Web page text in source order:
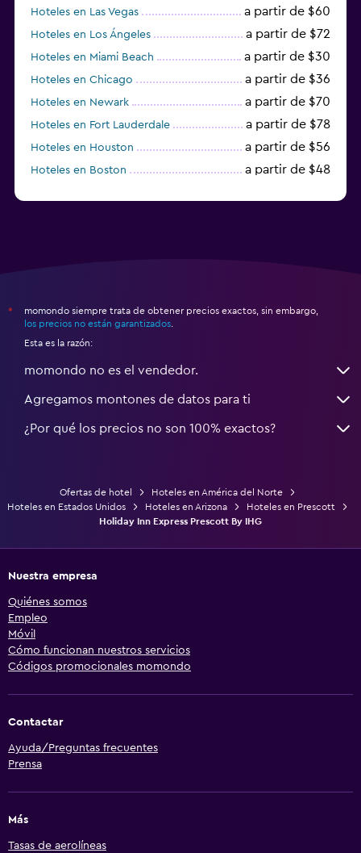
Hoteles en Las Vegas a partir de $60
Hoteles en Los Ángeles a partir de $72
Hoteles en Miami Beach a partir de $30
Hoteles en Chicago a partir de $36
Hoteles en Newark a partir de $70
Hoteles en Fort Lauderdale a partir de $78
Hoteles en Houston a partir de $56
Hoteles en Boston a partir de $48
*
momondo siempre trata de obtener precios exactos, sin embargo,
los precios no están garantizados
Esta es la razón:
momondo no es el vendedor.
Agregamos montones de datos para ti
¿Por qué los precios no son 100% exactos?
Ofertas de hotel
Hoteles en América del Norte
Hoteles en Estados Unidos
Hoteles en Arizona
Hoteles en Prescott
Holiday Inn Express Prescott By IHG
Nuestra empresa
Quiénes somos
Empleo
Móvil
Cómo funcionan nuestros servicios
Códigos promocionales momondo
Contactar
Ayuda/Preguntas frecuentes
Prensa
Más
Tasas de aerolíneas